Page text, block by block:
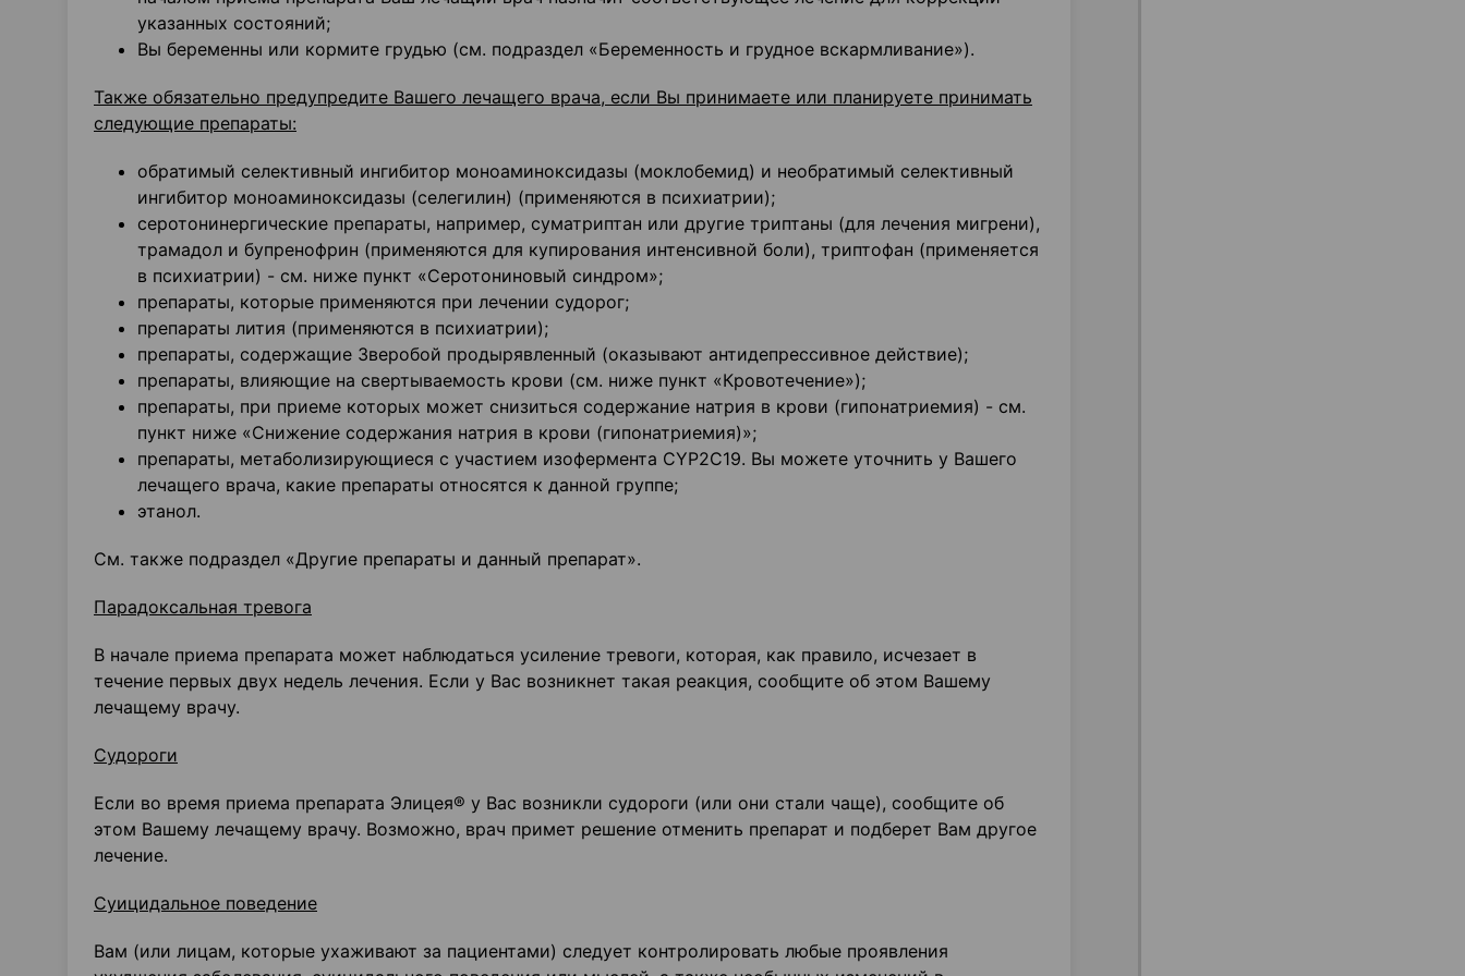
указанных состояний;
Вы беременны или кормите грудью (см. подраздел «Беременность и грудное вскармливание»).
Также обязательно предупредите Вашего лечащего врача, если Вы принимаете или планируете принимать
следующие препараты:
обратимый селективный ингибитор моноаминоксидазы (моклобемид) и необратимый селективный
ингибитор моноаминоксидазы (селегилин) (применяются в психиатрии);
серотонинергические препараты, например, суматриптан или другие триптаны (для лечения мигрени),
трамадол и бупренофрин (применяются для купирования интенсивной боли), триптофан (применяется
в психиатрии) - см. ниже пункт «Серотониновый синдром»;
препараты, которые применяются при лечении судорог;
препараты лития (применяются в психиатрии);
препараты, содержащие Зверобой продырявленный (оказывают антидепрессивное действие);
препараты, влияющие на свертываемость крови (см. ниже пункт «Кровотечение»);
препараты, при приеме которых может снизиться содержание натрия в крови (гипонатриемия) - см.
пункт ниже «Снижение содержания натрия в крови (гипонатриемия)»;
препараты, метаболизирующиеся с участием изофермента CYP2C19. Вы можете уточнить у Вашего
лечащего врача, какие препараты относятся к данной группе;
этанол.
См. также подраздел «Другие препараты и данный препарат».
Парадоксальная тревога
В начале приема препарата может наблюдаться усиление тревоги, которая, как правило, исчезает в
течение первых двух недель лечения. Если у Вас возникнет такая реакция, сообщите об этом Вашему
лечащему врачу.
Судороги
Если во время приема препарата Элицея® у Вас возникли судороги (или они стали чаще), сообщите об
этом Вашему лечащему врачу. Возможно, врач примет решение отменить препарат и подберет Вам другое
лечение.
Суицидальное поведение
Вам (или лицам, которые ухаживают за пациентами) следует контролировать любые проявления